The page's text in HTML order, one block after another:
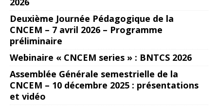
Deuxième Journée Pédagogique de la
CNCEM – 7 avril 2026 – Programme
préliminaire
Webinaire « CNCEM series » : BNTCS 2026
Assemblée Générale semestrielle de la
CNCEM – 10 décembre 2025 : présentations
et vidéo